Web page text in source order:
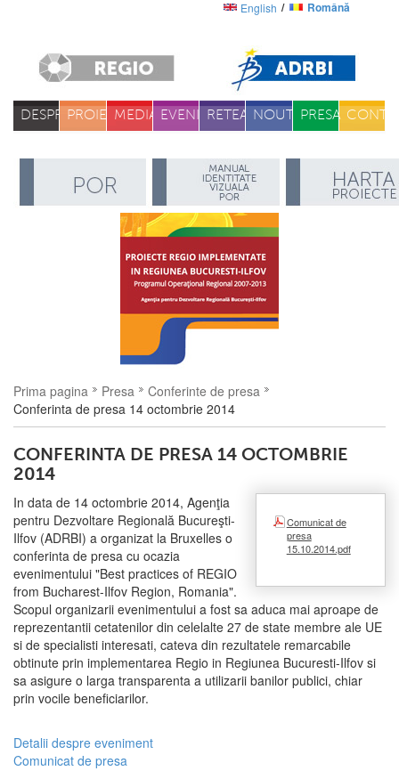
English Română
DESPREPROIECTEMEDIA EVENIMENTE
RETEA NOUTATIPRESA
Prima pagina Presa
Conferinte de presa
Conferinta de presa 14 octombrie 2014
CONFERINTA DE PRESA 14 OCTOMBRIE
2014
Comunicat de
presa
15.10.2014.pdf
In data de 14 octombrie 2014, Agenţia
pentru Dezvoltare Regională Bucureşti-
Ilfov (ADRBI) a organizat la Bruxelles o
conferinta de presa cu ocazia
evenimentului "Best practices of REGIO
from Bucharest-Ilfov Region, Romania".
Scopul organizarii evenimentului a fost sa aduca mai aproape de
reprezentantii cetatenilor din celelalte 27 de state membre ale UE
si de specialisti interesati, cateva din rezultatele remarcabile
obtinute prin implementarea Regio in Regiunea Bucuresti-Ilfov si
sa asigure o larga transparenta a utilizarii banilor publici, chiar
prin vocile beneficiarilor.
Detalii despre eveniment
Comunicat de presa